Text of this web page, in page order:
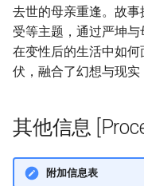
去世的母亲重逢。故
受等主题，通过严坤
在变性后的生活中如
伏，融合了幻想与现实
其他信息
附加信息表